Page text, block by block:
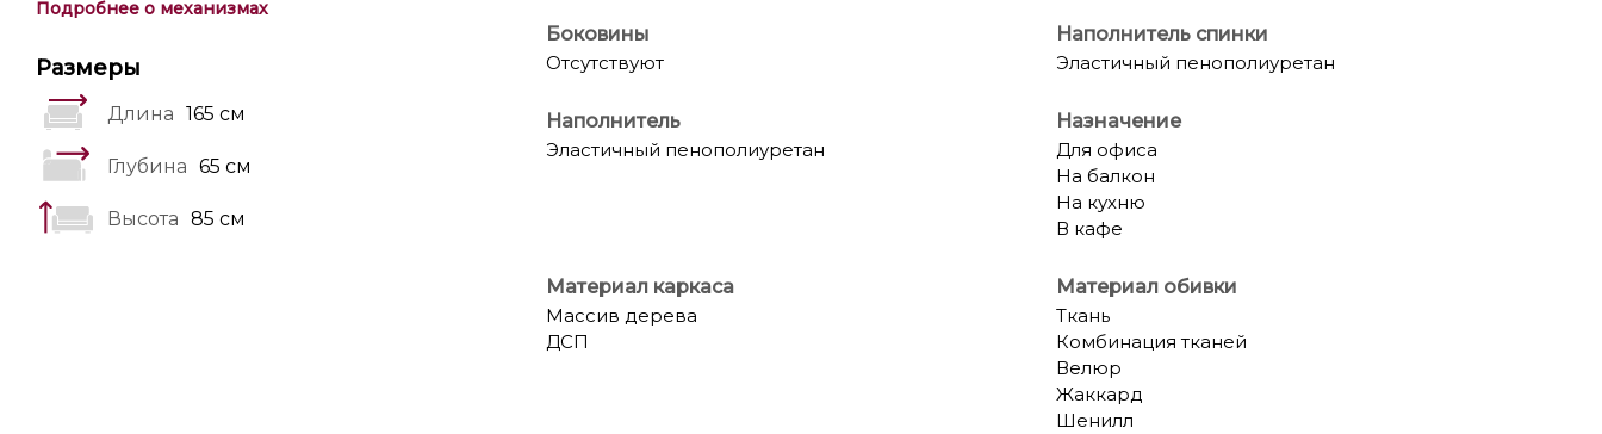
Подробнее о механизмах
Размеры
Длина 165 см
Глубина 65 см
Высота 85 см
Боковины
Отсутствуют
Наполнитель спинки
Эластичный пенополиуретан
Наполнитель
Эластичный пенополиуретан
Назначение
Для офиса
На балкон
На кухню
В кафе
Материал каркаса
Массив дерева
ДСП
Материал обивки
Ткань
Комбинация тканей
Велюр
Жаккард
Шенилл